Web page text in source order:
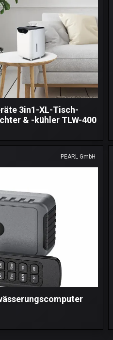
3in1-XL-Tisch-
& -kühler TLW-400
PEARL GmbH